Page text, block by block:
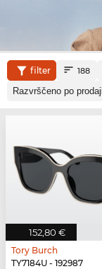
filter 188
152,80 €
Tory Burch
TY7184U - 192987